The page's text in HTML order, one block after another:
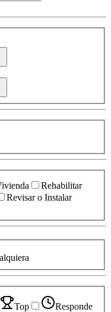
Rehabilitar
Revisar o Instalar
Top
Responde